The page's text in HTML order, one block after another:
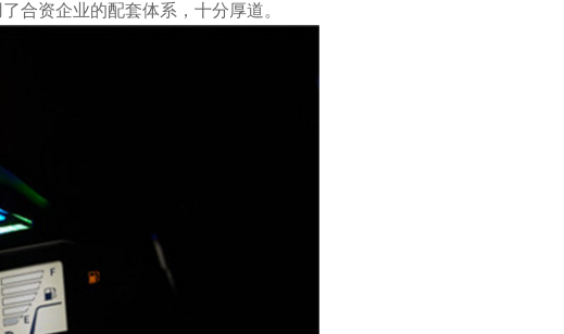
合资企业的配套体系，十分厚道。